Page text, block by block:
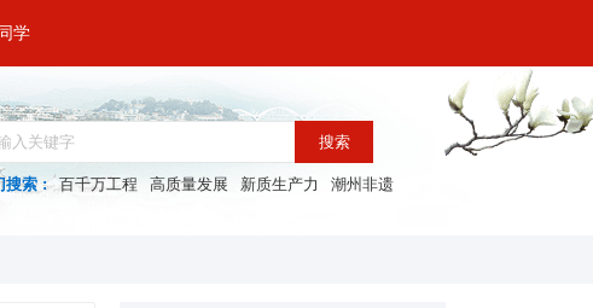
学
搜索
搜索 : 百千万工程 高质量发展 新质生产力 潮州非遗